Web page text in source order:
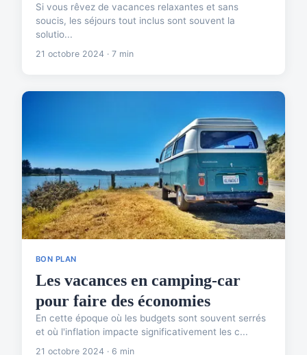
Si vous rêvez de vacances relaxantes et sans
soucis, les séjours tout inclus sont souvent la
solutio...
21 octobre 2024 · 7 min
BON PLAN
Les vacances en camping-car
pour faire des économies
En cette époque où les budgets sont souvent serrés
et où l'inflation impacte significativement les c...
21 octobre 2024 · 6 min